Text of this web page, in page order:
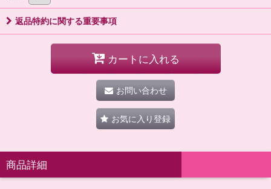
返品特約に関する重要事項
カートに入れる
お問い合わせ
お気に入り登録
商品詳細